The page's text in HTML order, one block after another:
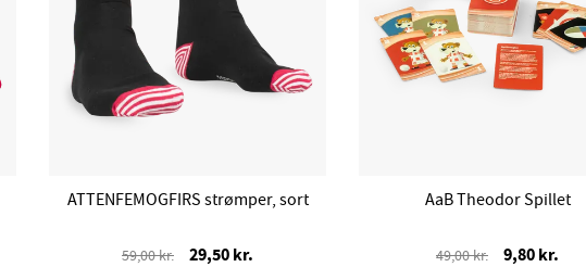
ATTENFEMOGFIRS strømper, sort
59,00 kr. 29,50 kr.
AaB Theodor Spillet
49,00 kr. 9,80 kr.